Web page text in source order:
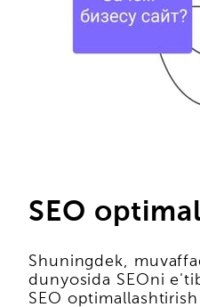
SEO
Shuningdek,
dunyosida SEOni
SEO